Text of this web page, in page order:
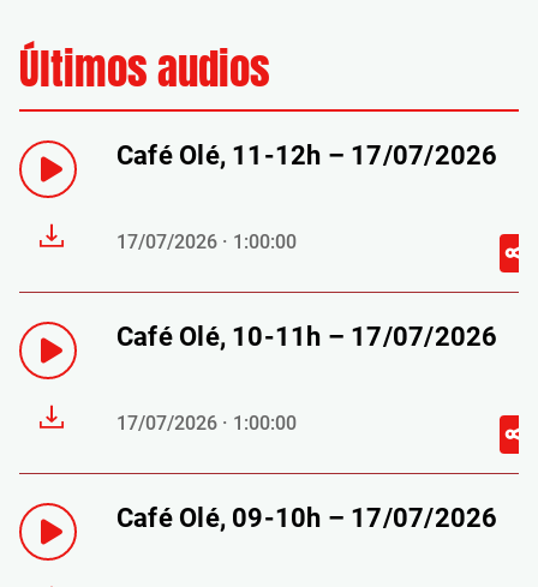
Últimos audios
Café Olé, 11-12h – 17/07/2026
17/07/2026 · 1:00:00
Café Olé, 10-11h – 17/07/2026
17/07/2026 · 1:00:00
Café Olé, 09-10h – 17/07/2026